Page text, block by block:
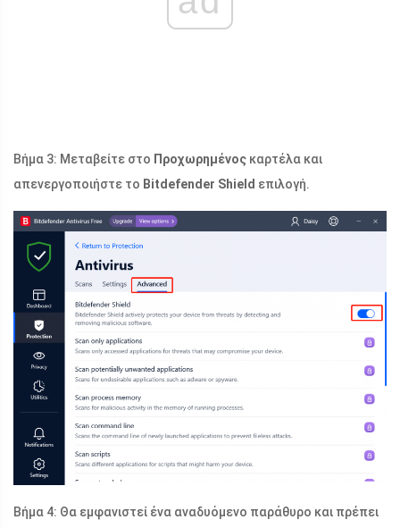
Βήμα 3: Μεταβείτε στο Προχωρημένος καρτέλα και
απενεργοποιήστε το Bitdefender Shield επιλογή.
Βήμα 4: Θα εμφανιστεί ένα αναδυόμενο παράθυρο και πρέπει